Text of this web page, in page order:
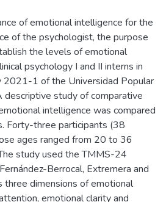
of emotional intelligence for the
of the psychologist, the purpose
the levels of emotional
psychology I and II interns in
2021-1 of the Universidad Popular
descriptive study of comparative
intelligence was compared
Forty-three participants (38
ages ranged from 20 to 36
study used the TMMS-24
Berrocal, Extremera and
three dimensions of emotional
emotional clarity and